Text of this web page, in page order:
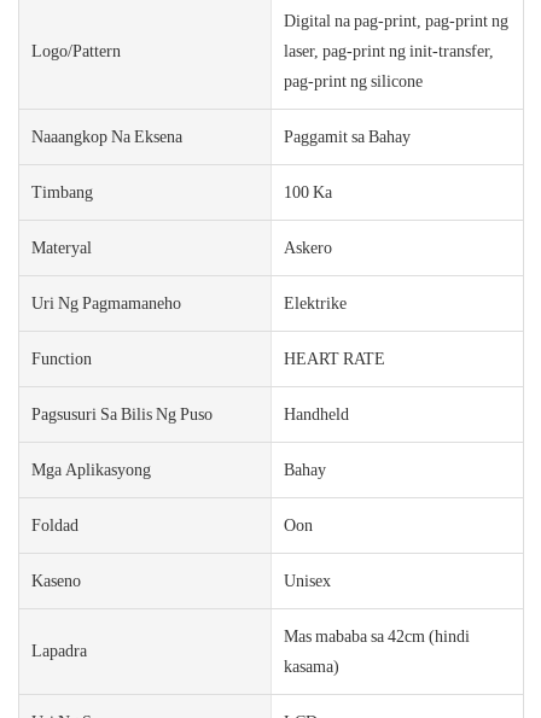
Logo/pattern
Digital na pag-print, pag-print ng
laser, pag-print ng init-transfer,
pag-print ng silicone
Naaangkop Na Eksena Paggamit sa Bahay
Timbang 100 Ka
Materyal Askero
Uri Ng Pagmamaneho Elektrike
Function HEART RATE
Pagsusuri Sa Bilis Ng Puso Handheld
Mga Aplikasyong Bahay
Foldad Oon
Kaseno Unisex
Lapadra
Mas mababa sa 42cm (hindi
kasama)